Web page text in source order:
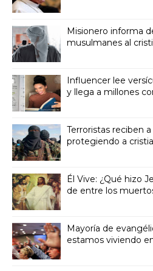
Misionero informa
musulmanes al
Influencer lee
y llega a millones
Terroristas reciben
protegiendo a
Él Vive: ¿Qué hizo
de entre los
Mayoría de
estamos viviendo